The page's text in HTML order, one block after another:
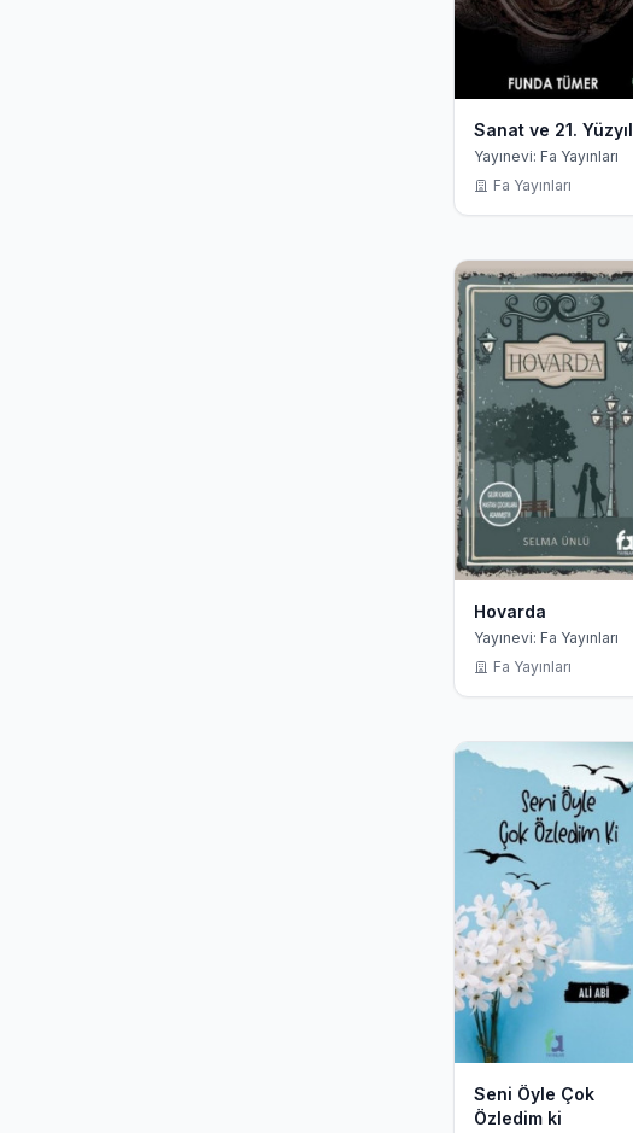
Sanat ve 21. Yüzyıl
Yayınevi: Fa Yayınları
Fa Yayınları
Hovarda
Yayınevi: Fa Yayınları
Fa Yayınları
Seni Öyle Çok
Özledim ki